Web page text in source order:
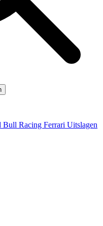
Bull Racing Ferrari Uitslagen